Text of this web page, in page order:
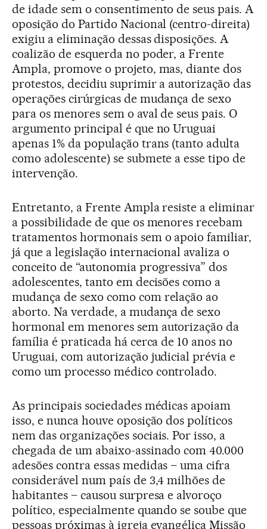
de idade sem o consentimento de seus pais. A
oposição do Partido Nacional (centro-direita)
exigiu a eliminação dessas disposições. A
coalizão de esquerda no poder, a Frente
Ampla, promove o projeto, mas, diante dos
protestos, decidiu suprimir a autorização das
operações cirúrgicas de mudança de sexo
para os menores sem o aval de seus pais. O
argumento principal é que no Uruguai
apenas 1% da população trans (tanto adulta
como adolescente) se submete a esse tipo de
intervenção.
Entretanto, a Frente Ampla resiste a eliminar
a possibilidade de que os menores recebam
tratamentos hormonais sem o apoio familiar,
já que a legislação internacional avaliza o
conceito de “autonomia progressiva” dos
adolescentes, tanto em decisões como a
mudança de sexo como com relação ao
aborto. Na verdade, a mudança de sexo
hormonal em menores sem autorização da
família é praticada há cerca de 10 anos no
Uruguai, com autorização judicial prévia e
como um processo médico controlado.
As principais sociedades médicas apoiam
isso, e nunca houve oposição dos políticos
nem das organizações sociais. Por isso, a
chegada de um abaixo-assinado com 40.000
adesões contra essas medidas – uma cifra
considerável num país de 3,4 milhões de
habitantes – causou surpresa e alvoroço
político, especialmente quando se soube que
pessoas próximas à igreja evangélica Missão